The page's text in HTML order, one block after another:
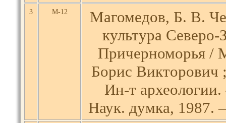
3 М-12
Магомедов, Б. В.
культура Северо-
Причерноморья /
Борис
Ин-т
Наук. думка, 1987.